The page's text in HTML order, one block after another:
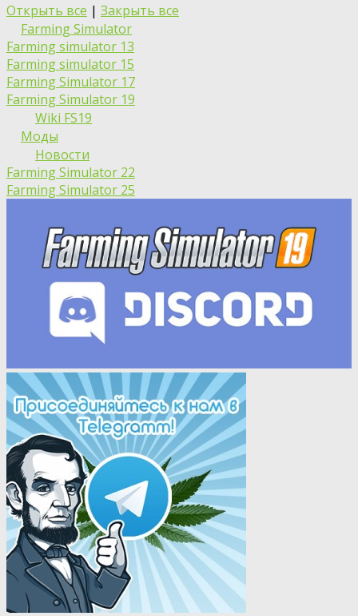
Открыть все | Закрыть все
Farming Simulator
Farming simulator 13
Farming simulator 15
Farming Simulator 17
Farming Simulator 19
Wiki FS19
Моды
Новости
Farming Simulator 22
Farming Simulator 25